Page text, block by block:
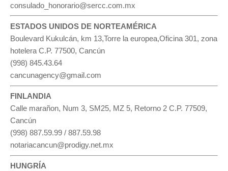
consulado_honorario@sercc.com.mx
ESTADOS UNIDOS DE NORTEAMÉRICA
Boulevard Kukulcán, km 13,Torre la europea,Oficina 301, zona
hotelera C.P. 77500, Cancún
(998) 845.43.64
cancunagency@gmail.com
FINLANDIA
Calle marañon, Num 3, SM25, MZ 5, Retorno 2 C.P. 77509,
Cancún
(998) 887.59.99 / 887.59.98
notariacancun@prodigy.net.mx
HUNGRÍA